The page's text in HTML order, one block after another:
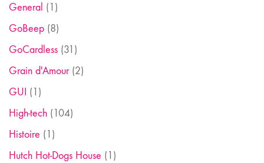
General (1)
GoBeep (8)
GoCardless (31)
Grain d'Amour(2)
GUI (1)
High-tech (104)
Histoire (1)
Hutch Hot-Dogs House (1)